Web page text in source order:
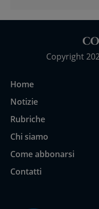
Copyright
Home
Notizie
Rubriche
Chi siamo
Come abbonarsi
Contatti